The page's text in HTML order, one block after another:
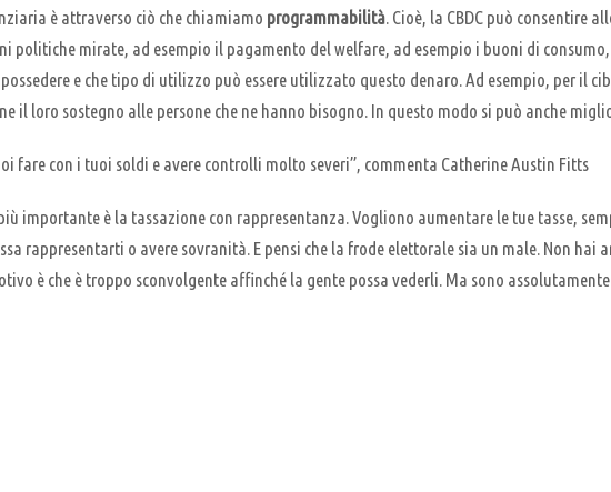
è attraverso ciò che chiamiamo programmabilità. Cioè, la CBDC può consentire
mirate, ad esempio il pagamento del welfare, ad esempio i buoni di consumo,
e che tipo di utilizzo può essere utilizzato questo denaro. Ad esempio, per il
loro sostegno alle persone che ne hanno bisogno. In questo modo si può anche
fare con i tuoi soldi e avere controlli molto severi”, commenta Catherine Austin Fitts
importante è la tassazione con rappresentanza. Vogliono aumentare le tue tasse,
rappresentarti o avere sovranità. E pensi che la frode elettorale sia un male. Non hai
è che è troppo sconvolgente affinché la gente possa vederli. Ma sono